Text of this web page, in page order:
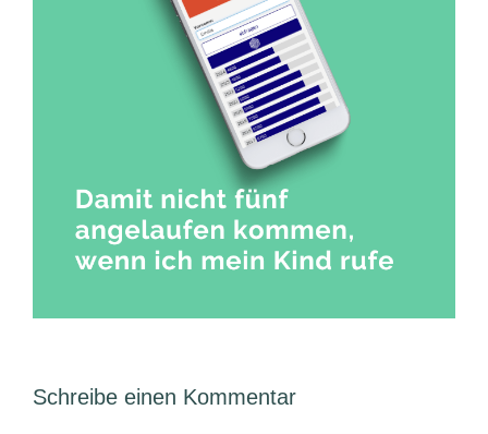
Schreibe einen Kommentar